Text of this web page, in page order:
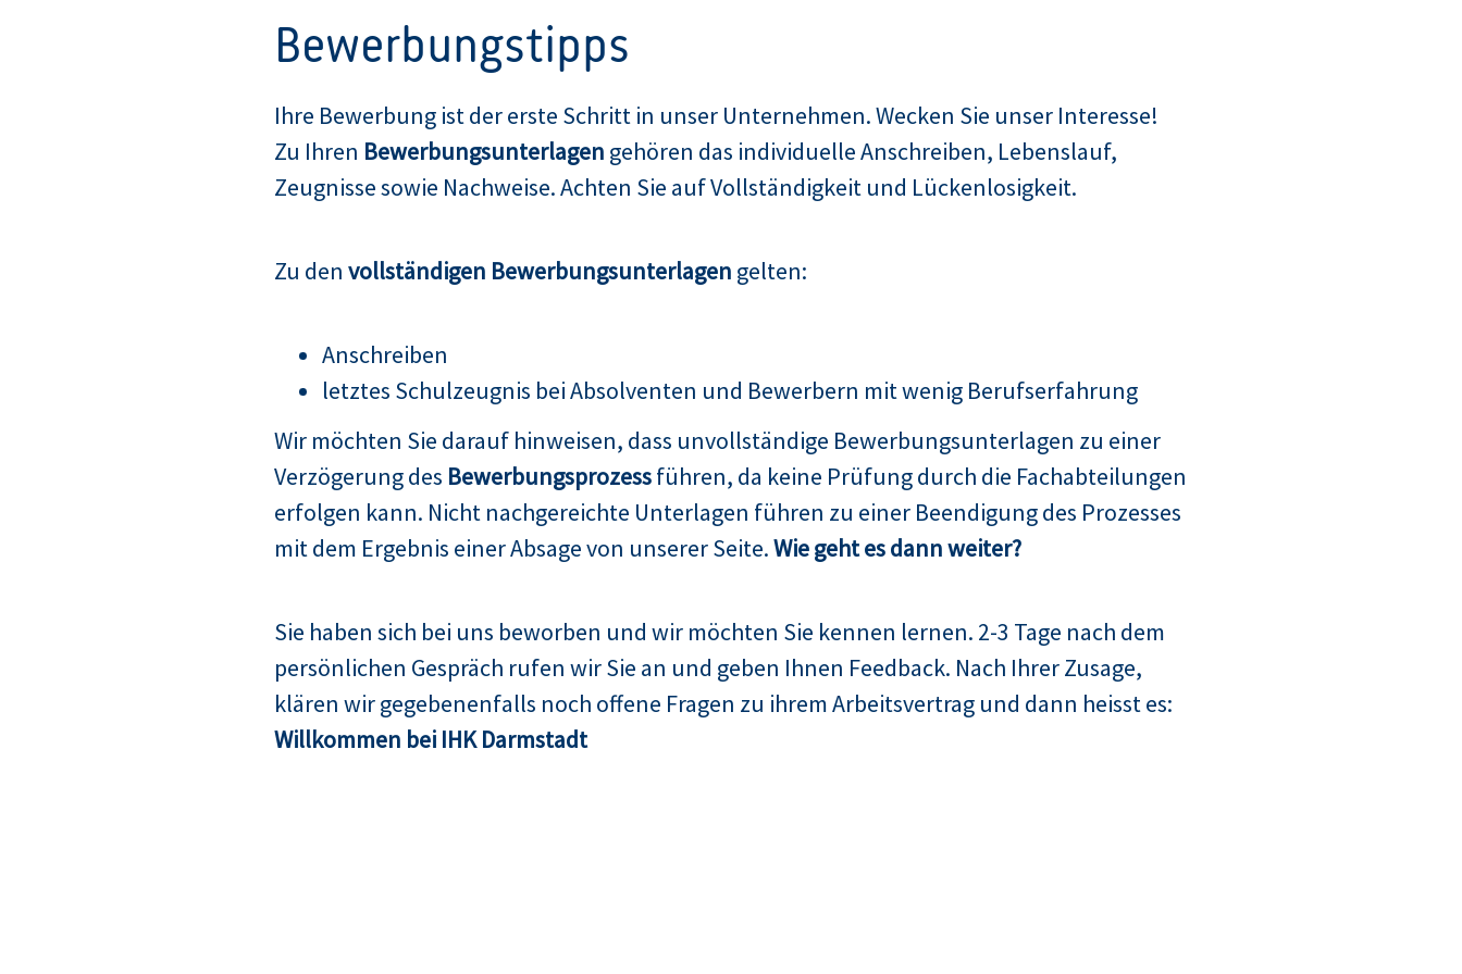
Bewerbungstipps
Ihre Bewerbung ist der erste Schritt in unser Unternehmen. Wecken Sie unser Interesse!
Zu Ihren Bewerbungsunterlagen gehören das individuelle Anschreiben, Lebenslauf,
Zeugnisse sowie Nachweise. Achten Sie auf Vollständigkeit und Lückenlosigkeit.
Zu den vollständigen Bewerbungsunterlagen gelten:
Anschreiben
letztes Schulzeugnis bei Absolventen und Bewerbern mit wenig Berufserfahrung
Wir möchten Sie darauf hinweisen, dass unvollständige Bewerbungsunterlagen zu einer
Verzögerung des Bewerbungsprozessführen, da keine Prüfung durch die Fachabteilungen
erfolgen kann. Nicht nachgereichte Unterlagen führen zu einer Beendigung des Prozesses
mit dem Ergebnis einer Absage von unserer Seite.Wie geht es dann weiter?
Sie haben sich bei uns beworben und wir möchten Sie kennen lernen. 2-3 Tage nach dem
persönlichen Gespräch rufen wir Sie an und geben Ihnen Feedback. Nach Ihrer Zusage,
klären wir gegebenenfalls noch offene Fragen zu ihrem Arbeitsvertrag und dann heisst es:
Willkommen bei IHK Darmstadt